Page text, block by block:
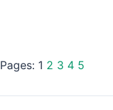
Pages: 1 2 3 4 5